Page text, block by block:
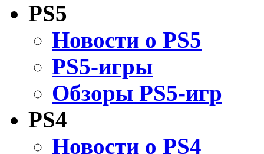
PS5
Новости о PS5
PS5-игры
Обзоры PS5-игр
PS4
Новости о PS4